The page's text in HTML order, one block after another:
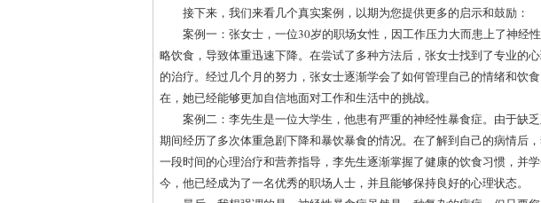
接下来，我们来看几个真实案例，以期为您提供更多的启示和鼓励：
案例一：张女士，一位30岁的职场女性，因工作压力大而患上了神经
略饮食，导致体重迅速下降。在尝试了多种方法后，张女士找到了专业的
的治疗。经过几个月的努力，张女士逐渐学会了如何管理自己的情绪和饮
在，她已经能够更加自信地面对工作和生活中的挑战。
案例二：李先生是一位大学生，他患有严重的神经性暴食症。由于缺
期间经历了多次体重急剧下降和暴饮暴食的情况。在了解到自己的病情后
一段时间的心理治疗和营养指导，李先生逐渐掌握了健康的饮食习惯，并
今，他已经成为了一名优秀的职场人士，并且能够保持良好的心理状态。